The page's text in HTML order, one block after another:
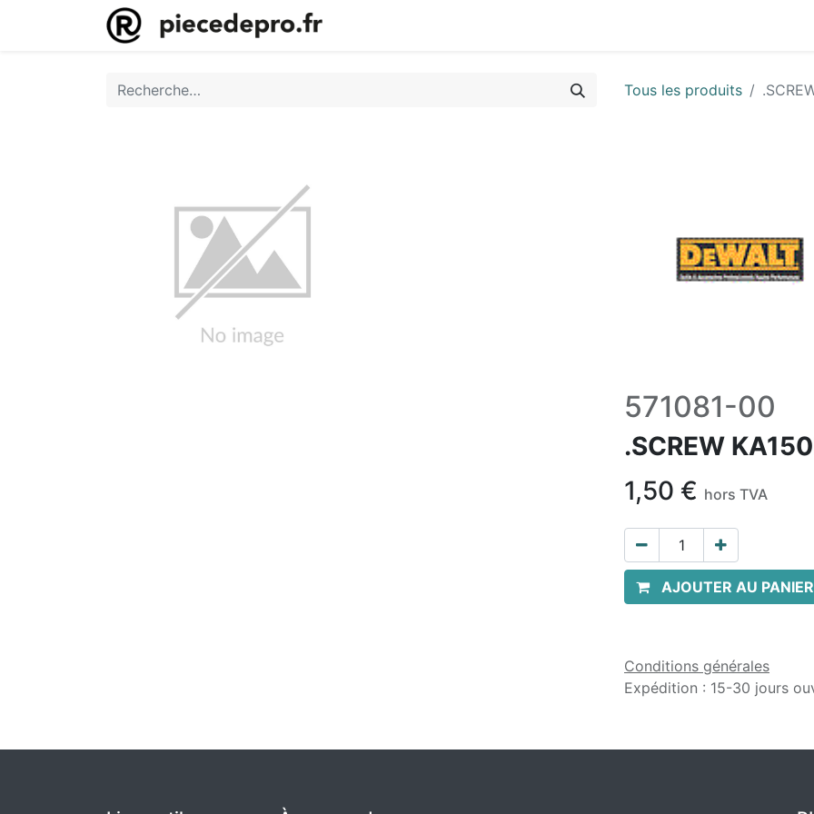
Tous les produits
571081-00
.SCREW
1,50 € hors TVA
AJOUTER AU PANIER
Conditions générales
Expédition : 15-30 jours